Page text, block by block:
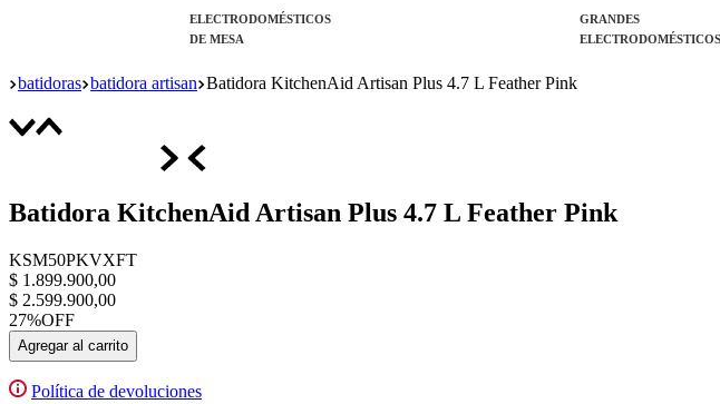
ELECTRODOMÉSTICOS
DE MESA
GRANDES
ELECTRODOMÉSTICOS
batidoras batidora artisan Batidora KitchenAid Artisan Plus 4.7 L Feather Pink
Batidora KitchenAid Artisan Plus 4.7 L Feather Pink
KSM50PKVXFT
$ 1 .899.900,00
$ 2.599.900,00
27%OFF
Agregar al carrito
Política de devoluciones